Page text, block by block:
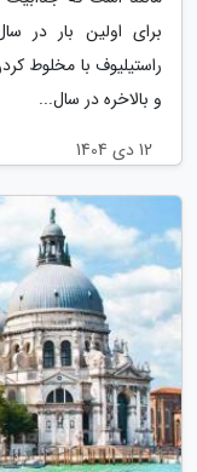
راستیلیوف با مخلوط
و بالاخره در سال...
12 دی 1404